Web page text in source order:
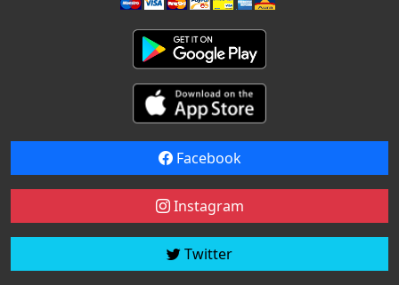
Facebook
Instagram
Twitter